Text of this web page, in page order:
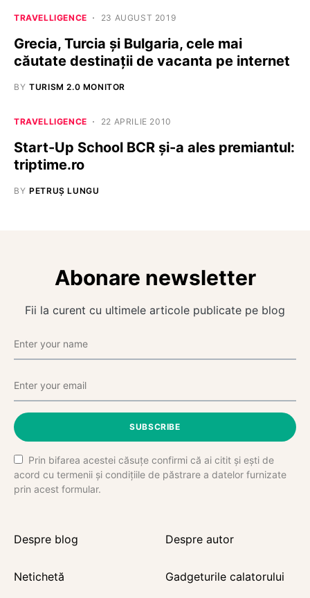
TRAVELLIGENCE 23 AUGUST 2019
Grecia, Turcia și Bulgaria, cele mai
căutate destinații de vacanta pe internet
BY TURISM 2.0 MONITOR
TRAVELLIGENCE 22 APRILIE 2010
Start-Up School BCR şi-a ales premiantul:
triptime.ro
BY PETRUȘ LUNGU
Abonare newsletter
Fii la curent cu ultimele articole publicate pe blog
SUBSCRIBE
Prin bifarea acestei căsuțe confirmi că ai citit și ești de
acord cu termenii și condițiile de păstrare a datelor furnizate
prin acest formular.
Despre blog Despre autor
Netichetă Gadgeturile calatorului